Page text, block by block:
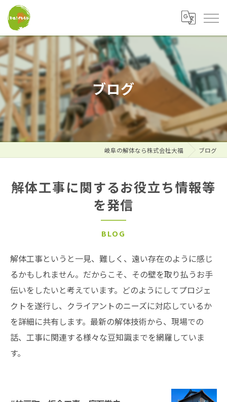
ブログ
岐阜の解体なら株式会社大福 ブログ
解体工事に関するお役立ち情報等
を発信
BLOG
解体工事というと一見、難しく、遠い存在のように感じ
るかもしれません。だからこそ、その壁を取り払うお手
伝いをしたいと考えています。どのようにしてプロジェ
クトを遂行し、クライアントのニーズに対応しているか
を詳細に共有します。最新の解体技術から、現場での
話、工事に関連する様々な豆知識までを網羅していま
す。